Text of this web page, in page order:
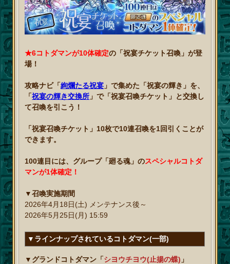
★6コトダマンが10体確定の「祝宴チケット召喚」が登
場！
攻略ナビ「絢爛たる祝宴 」で集めた「祝宴の輝き」を、
「祝宴の輝き交換所 」で「祝宴召喚チケット」と交換し
て召喚を引こう！
「祝宴召喚チケット」10枚で10連召喚を1回引くことが
できます。
100連目には、グループ「廻る魂」のスペシャルコトダ
マンが1体確定！
▼召喚実施期間
2026年4月18日(土) メンテナンス後～
2026年5月25日(月) 15:59
▼ラインナップされているコトダマン(一部)
▼グランドコトダマン「シヨウチヨウ(止揚の蝶) 」